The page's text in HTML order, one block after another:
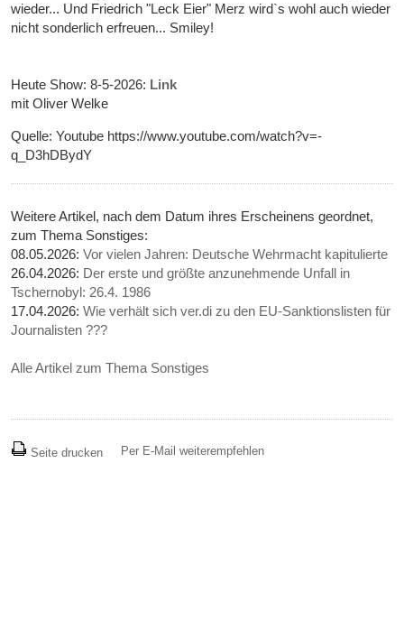
wieder... Und Friedrich "Leck Eier" Merz wird`s wohl auch wieder
nicht sonderlich erfreuen... Smiley!
Heute Show: 8-5-2026: Link
mit Oliver Welke
Quelle: Youtube https://www.youtube.com/watch?v=-
q_D3hDBydY
Weitere Artikel, nach dem Datum ihres Erscheinens geordnet,
zum Thema Sonstiges:
08.05.2026:Vor vielen Jahren: Deutsche Wehrmacht kapitulierte
26.04.2026: Der erste und größte anzunehmende Unfall in
Tschernobyl: 26.4. 1986
17.04.2026:Wie verhält sich ver.di zu den EU-Sanktionslisten für
Journalisten ???
Alle Artikel zum Thema Sonstiges
Seite drucken Per E-Mail weiterempfehlen